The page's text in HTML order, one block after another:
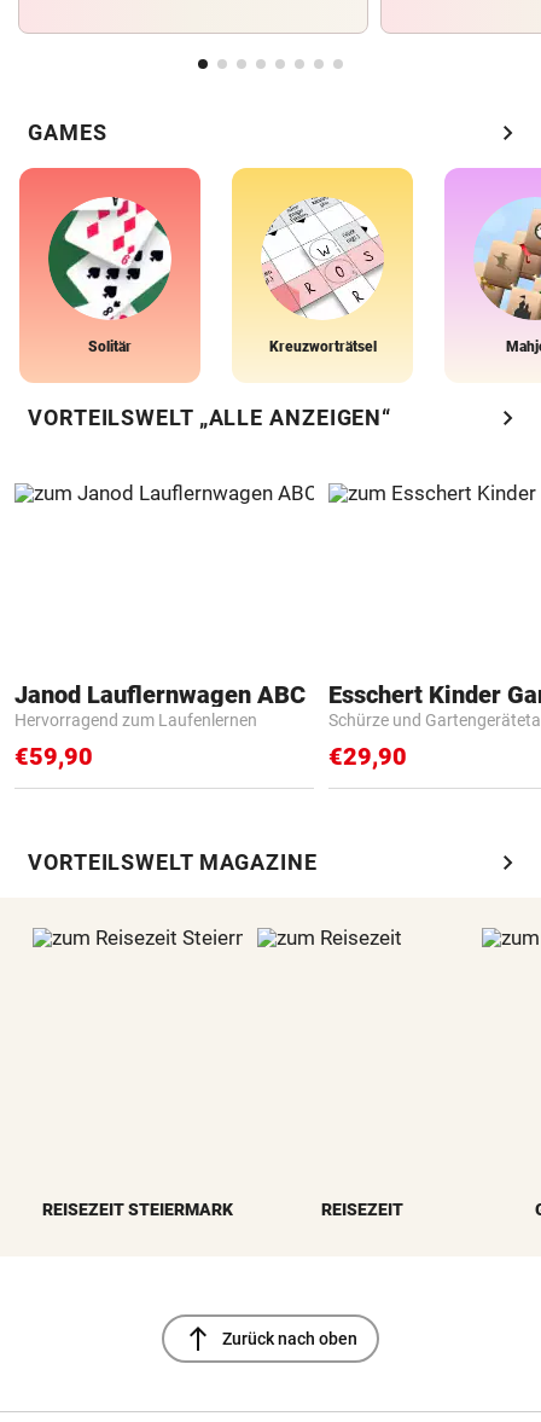
GAMES chevron_right
Solitär Kreuzworträtsel
VORTEILSWELT „ALLE ANZEIGEN“ chevron_right
Janod Lauflernwagen ABC
Hervorragend zum Laufenlernen
€59,90
Schürze und
€29,90
VORTEILSWELT MAGAZINE chevron_right
REISEZEIT STEIERMARK REISEZEIT
north Zurück nach oben